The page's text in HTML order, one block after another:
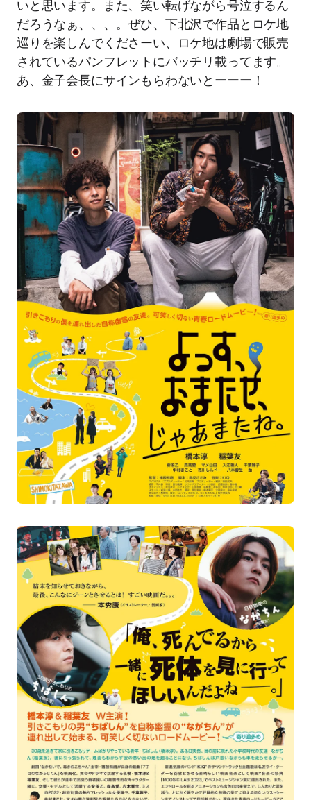
いと思います。また、笑い転げながら号泣するん
だろうなぁ、、、。ぜひ、下北沢で作品とロケ地
巡りを楽しんでくださーい、ロケ地は劇場で販売
されているパンフレットにバッチリ載ってます。
あ、金子会長にサインもらわないとーーー！